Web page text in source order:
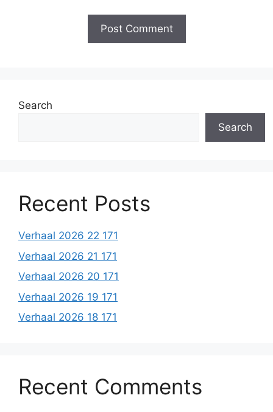
Search
Search
Recent Posts
Verhaal 2026 22 171
Verhaal 2026 21 171
Verhaal 2026 20 171
Verhaal 2026 19 171
Verhaal 2026 18 171
Recent Comments